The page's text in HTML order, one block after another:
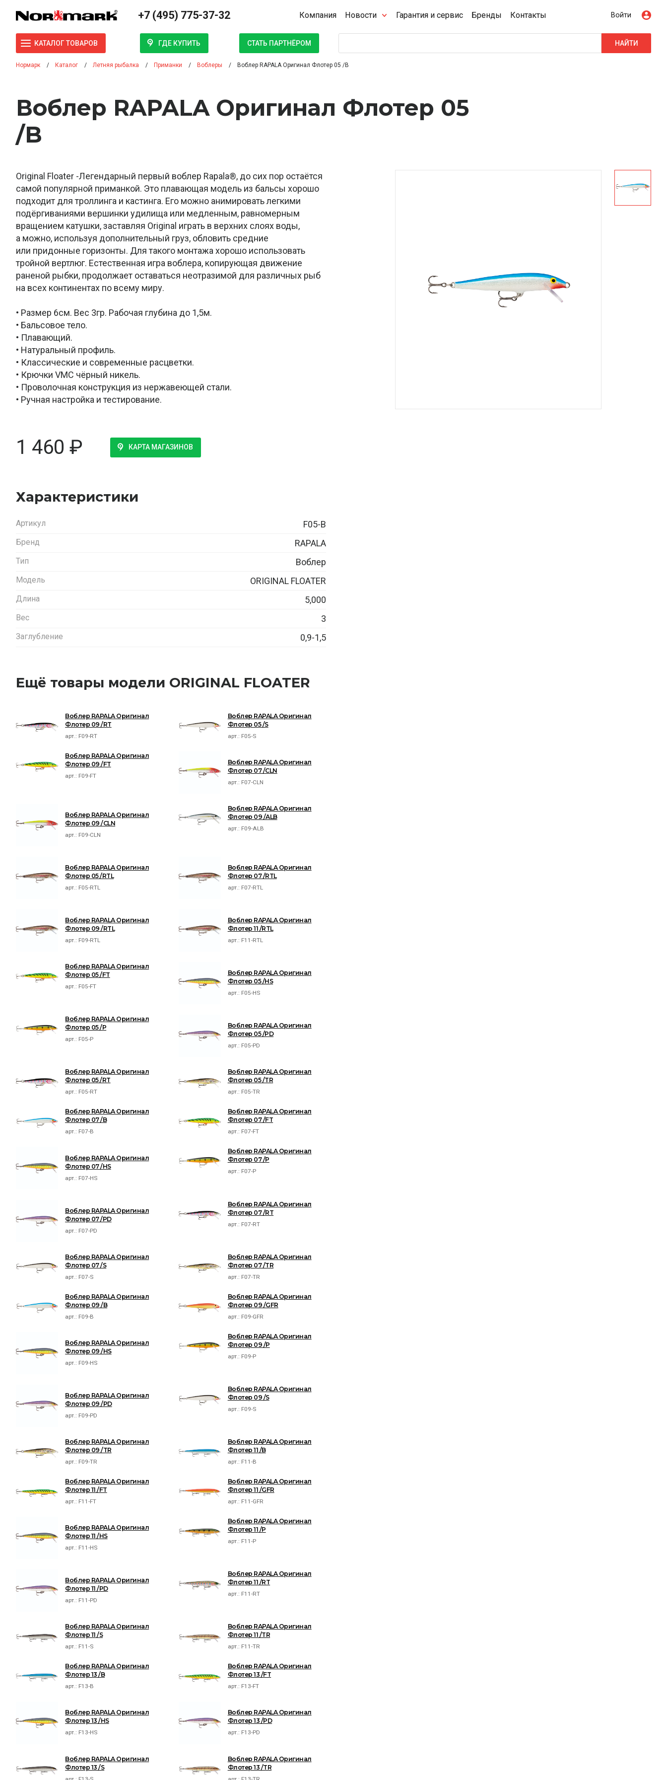
+7 (495) 775-37-32 Компания Новости Гарантия и сервис Бренды Контакты Войти
КАТАЛОГ ТОВАРОВ ГДЕ КУПИТЬ СТАТЬ ПАРТНЁРОМ НАЙТИ
Нормарк Каталог Летняя рыбалка Приманки Воблеры Воблер RAPALA Оригинал Флотер 05 /B
Воблер RAPALA Оригинал Флотер 05
/B
Original Floater -Легендарный первый воблер Rapala®, до сих пор остаётся
самой популярной приманкой. Это плавающая модель из бальсы хорошо
подходит для троллинга и кастинга. Его можно анимировать легкими
подёргиваниями вершинки удилища или медленным, равномерным
вращением катушки, заставляя Original играть в верхних слоях воды,
а можно, используя дополнительный груз, обловить средние
или придонные горизонты. Для такого монтажа хорошо использовать
тройной вертлюг. Естественная игра воблера, копирующая движение
раненой рыбки, продолжает оставаться неотразимой для различных рыб
на всех континентах по всему миру.
• Размер 6см. Вес 3гр. Рабочая глубина до 1,5м.
• Бальсовое тело.
• Плавающий.
• Натуральный профиль.
• Классические и современные расцветки.
• Крючки VMC чёрный никель.
• Проволочная конструкция из нержавеющей стали.
• Ручная настройка и тестирование.
1 460 ₽ КАРТА МАГАЗИНОВ
Характеристики
Артикул F05-B
Бренд RAPALA
Тип Воблер
Модель ORIGINAL FLOATER
Длина 5,000
Вес 3
Заглубление 0,9-1,5
Ещё товары модели ORIGINAL FLOATER
Воблер RAPALA Оригинал
Флотер 09 /RT
арт.: F09-RT
Воблер RAPALA Оригинал
Флотер 05 /S
арт.: F05-S
Воблер RAPALA Оригинал
Флотер 09 /FT
арт.: F09-FT
Воблер RAPALA Оригинал
Флотер 07 /CLN
арт.: F07-CLN
Воблер RAPALA Оригинал
Флотер 09 /CLN
арт.: F09-CLN
Воблер RAPALA Оригинал
Флотер 09 /ALB
арт.: F09-ALB
Воблер RAPALA Оригинал
Флотер 05 /RTL
арт.: F05-RTL
Воблер RAPALA Оригинал
Флотер 07 /RTL
арт.: F07-RTL
Воблер RAPALA Оригинал
Флотер 09 /RTL
арт.: F09-RTL
Воблер RAPALA Оригинал
Флотер 11 /RTL
арт.: F11-RTL
Воблер RAPALA Оригинал
Флотер 05 /FT
арт.: F05-FT
Воблер RAPALA Оригинал
Флотер 05 /HS
арт.: F05-HS
Воблер RAPALA Оригинал
Флотер 05 /P
арт.: F05-P
Воблер RAPALA Оригинал
Флотер 05 /PD
арт.: F05-PD
Воблер RAPALA Оригинал
Флотер 05 /RT
арт.: F05-RT
Воблер RAPALA Оригинал
Флотер 05 /TR
арт.: F05-TR
Воблер RAPALA Оригинал
Флотер 07 /B
арт.: F07-B
Воблер RAPALA Оригинал
Флотер 07 /FT
арт.: F07-FT
Воблер RAPALA Оригинал
Флотер 07 /HS
арт.: F07-HS
Воблер RAPALA Оригинал
Флотер 07 /P
арт.: F07-P
Воблер RAPALA Оригинал
Флотер 07 /PD
арт.: F07-PD
Воблер RAPALA Оригинал
Флотер 07 /RT
арт.: F07-RT
Воблер RAPALA Оригинал
Флотер 07 /S
арт.: F07-S
Воблер RAPALA Оригинал
Флотер 07 /TR
арт.: F07-TR
Воблер RAPALA Оригинал
Флотер 09 /B
арт.: F09-B
Воблер RAPALA Оригинал
Флотер 09 /GFR
арт.: F09-GFR
Воблер RAPALA Оригинал
Флотер 09 /HS
арт.: F09-HS
Воблер RAPALA Оригинал
Флотер 09 /P
арт.: F09-P
Воблер RAPALA Оригинал
Флотер 09 /PD
арт.: F09-PD
Воблер RAPALA Оригинал
Флотер 09 /S
арт.: F09-S
Воблер RAPALA Оригинал
Флотер 09 /TR
арт.: F09-TR
Воблер RAPALA Оригинал
Флотер 11 /B
арт.: F11-B
Воблер RAPALA Оригинал
Флотер 11 /FT
арт.: F11-FT
Воблер RAPALA Оригинал
Флотер 11 /GFR
арт.: F11-GFR
Воблер RAPALA Оригинал
Флотер 11 /HS
арт.: F11-HS
Воблер RAPALA Оригинал
Флотер 11 /P
арт.: F11-P
Воблер RAPALA Оригинал
Флотер 11 /PD
арт.: F11-PD
Воблер RAPALA Оригинал
Флотер 11 /RT
арт.: F11-RT
Воблер RAPALA Оригинал
Флотер 11 /S
арт.: F11-S
Воблер RAPALA Оригинал
Флотер 11 /TR
арт.: F11-TR
Воблер RAPALA Оригинал
Флотер 13 /B
арт.: F13-B
Воблер RAPALA Оригинал
Флотер 13 /FT
арт.: F13-FT
Воблер RAPALA Оригинал
Флотер 13 /HS
арт.: F13-HS
Воблер RAPALA Оригинал
Флотер 13 /PD
арт.: F13-PD
Воблер RAPALA Оригинал
Флотер 13 /S
Воблер RAPALA Оригинал
Флотер 13 /TR